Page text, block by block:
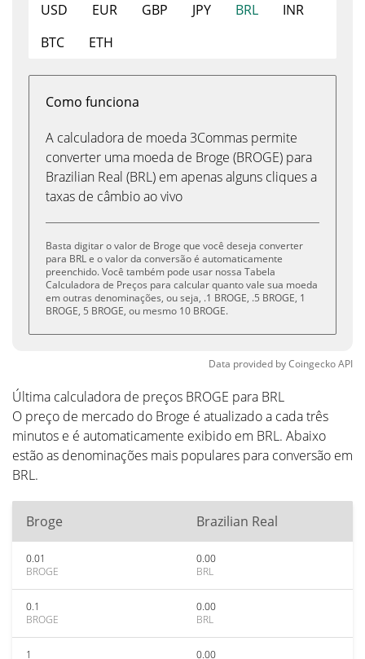
USD EUR GBP JPY BRL
INR
BTC
ETH
Como funciona
A calculadora de moeda 3Commas permite
converter uma moeda de Broge (BROGE) para
Brazilian Real (BRL) em apenas alguns cliques a
taxas de câmbio ao vivo
Basta digitar o valor de Broge que você deseja converter
para BRL e o valor da conversão é automaticamente
preenchido. Você também pode usar nossa Tabela
Calculadora de Preços para calcular quanto vale sua moeda
em outras denominações, ou seja, .1 BROGE, .5 BROGE, 1
BROGE, 5 BROGE, ou mesmo 10 BROGE.
Data provided byCoingeckoAPI
Última calculadora de preços BROGE para BRL
O preço de mercado do Broge é atualizado a cada três
minutos e é automaticamente exibido em BRL. Abaixo
estão as denominações mais populares para conversão em
BRL.
Broge Brazilian Real
0.01
BROGE
0.00
BRL
0.1
BROGE
0.00
BRL
1
0.00